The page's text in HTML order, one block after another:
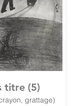
titre (5)
grattage)